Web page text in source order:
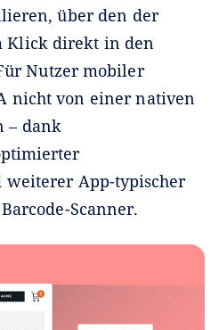
über den der
Klick direkt in den
Nutzer mobiler
nicht von einer nativen
– dank
App-typischer
Scanner.